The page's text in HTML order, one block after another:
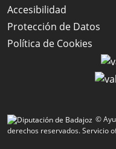
Accesibilidad
Protección de Datos
Política de Cookies
©
derechos reservados.Servicio